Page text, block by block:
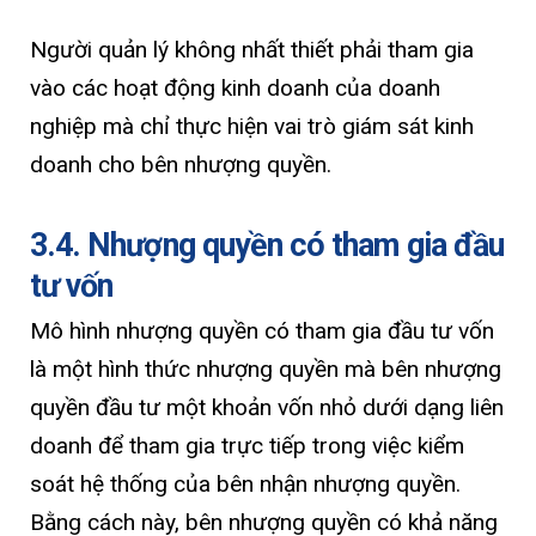
Người quản lý không nhất thiết phải tham gia
vào các hoạt động kinh doanh của doanh
nghiệp mà chỉ thực hiện vai trò giám sát kinh
doanh cho bên nhượng quyền.
3.4. Nhượng quyền có tham gia đầu
tư vốn
Mô hình nhượng quyền có tham gia đầu tư vốn
là một hình thức nhượng quyền mà bên nhượng
quyền đầu tư một khoản vốn nhỏ dưới dạng liên
doanh để tham gia trực tiếp trong việc kiểm
soát hệ thống của bên nhận nhượng quyền.
Bằng cách này, bên nhượng quyền có khả năng